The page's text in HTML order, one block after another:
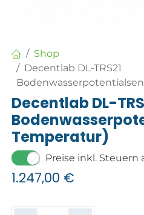
Shop
Decentlab DL-TRS21
Decentlab DL-
Temperatur)
Preise inkl. Steuern
1.247,00 €